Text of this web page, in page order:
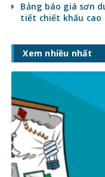
Bảng báo giá sơn
tiết chiết khấu cao
Xem nhiều nhất